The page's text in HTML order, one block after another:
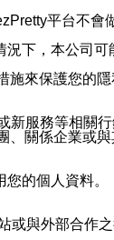
平台不會
下，本公司
施來保護您的
服務等相關行
、關係企業或
的個人資料。
或與外部合作